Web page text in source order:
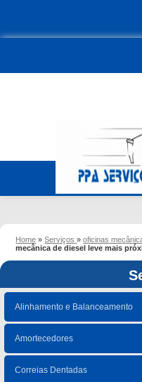
Home »Serviços»oficinas
mecânica de diesel leve mais
Alinhamento e Balanceamento
Amortecedores
Correias Dentadas